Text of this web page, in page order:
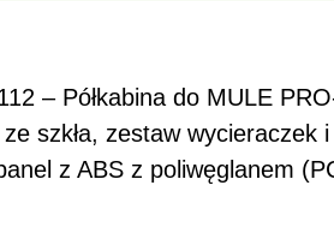
– Półkabina do MULE
szkła, zestaw wycieraczek
z ABS z poliwęglanem